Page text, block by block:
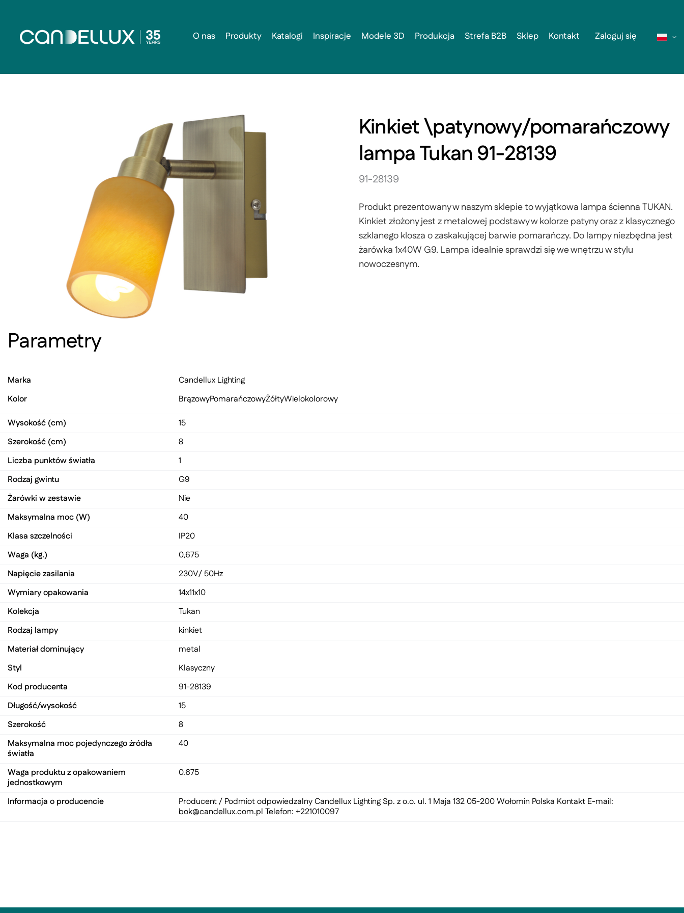
Zaloguj się
O nas Produkty Katalogi Inspiracje Modele 3D Produkcja Strefa B2B Sklep Kontakt
Kinkiet \patynowy/pomarańczowy
lampa Tukan 91-28139
91-28139
Produkt prezentowany w naszym sklepie to wyjątkowa lampa ścienna TUKAN.
Kinkiet złożony jest z metalowej podstawy w kolorze patyny oraz z klasycznego
szklanego klosza o zaskakującej barwie pomarańczy. Do lampy niezbędna jest
żarówka 1x40W G9. Lampa idealnie sprawdzi się we wnętrzu w stylu
nowoczesnym.
Parametry
Marka
Candellux Lighting
Kolor
BrązowyPomarańczowyŻółtyWielokolorowy
Wysokość (cm)
15
Szerokość (cm)
8
Liczba punktów światła
1
Rodzaj gwintu
G9
Żarówki w zestawie
Nie
Maksymalna moc (W)
40
Klasa szczelności
IP20
Waga (kg.)
0,675
Napięcie zasilania
230V/ 50Hz
Wymiary opakowania
14x11x10
Kolekcja
Tukan
Rodzaj lampy
kinkiet
Materiał dominujący
metal
Styl
Klasyczny
Kod producenta
91-28139
Długość/wysokość
15
Szerokość
8
Maksymalna moc pojedynczego źródła
światła
40
Waga produktu z opakowaniem
jednostkowym
0.675
Informacja o producencie
Producent / Podmiot odpowiedzalny Candellux Lighting Sp. z o.o. ul. 1 Maja 132 05-200 Wołomin Polska Kontakt E-mail:
bok@candellux.com.pl Telefon: +221010097